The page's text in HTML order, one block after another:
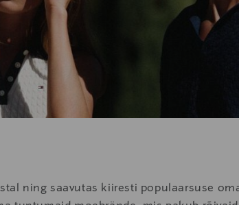
ning saavutas kiiresti populaarsuse